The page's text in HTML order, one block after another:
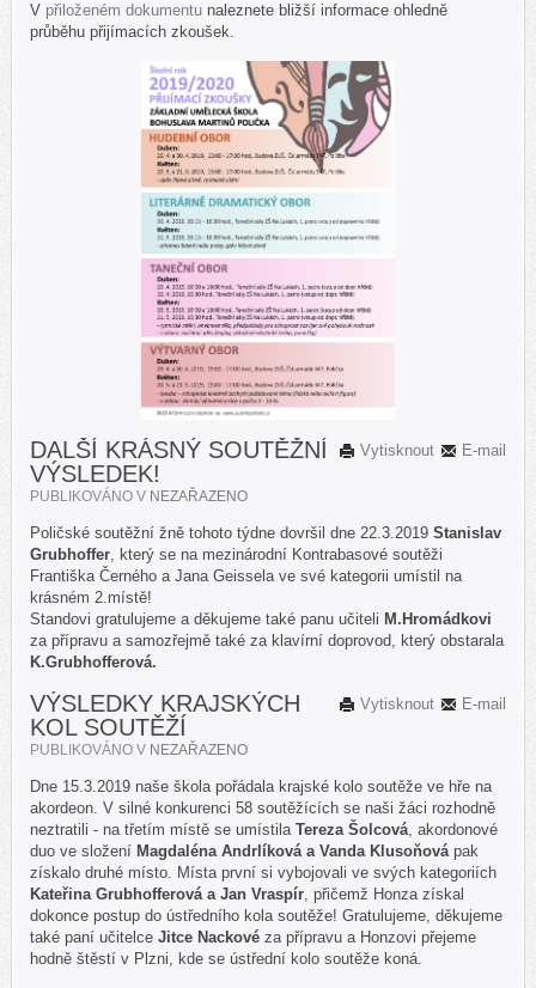
V přiloženém dokumentu naleznete bližší informace ohledně
průběhu přijímacích zkoušek.
E-mail
Vytisknout
DALŠÍ KRÁSNÝ SOUTĚŽNÍ
VÝSLEDEK!
PUBLIKOVÁNO V NEZAŘAZENO
Poličské soutěžní žně tohoto týdne dovršil dne 22.3.2019 Stanislav
Grubhoffer , který se na mezinárodní Kontrabasové soutěži
Františka Černého a Jana Geissela ve své kategorii umístil na
krásném 2.místě!
Standovi gratulujeme a děkujeme také panu učiteli M.Hromádkovi
za přípravu a samozřejmě také za klavírní doprovod, který obstarala
K.Grubhofferová.
E-mail
Vytisknout
VÝSLEDKY KRAJSKÝCH
KOL SOUTĚŽÍ
PUBLIKOVÁNO V NEZAŘAZENO
Dne 15.3.2019 naše škola pořádala krajské kolo soutěže ve hře na
akordeon. V silné konkurenci 58 soutěžících se naši žáci rozhodně
neztratili - na třetím místě se umístila Tereza Šolcová , akordonové
duo ve složení Magdaléna Andrlíková a Vanda Klusoňová pak
získalo druhé místo. Místa první si vybojovali ve svých kategoriích
Kateřina Grubhofferová a Jan Vraspír , přičemž Honza získal
dokonce postup do ústředního kola soutěže! Gratulujeme, děkujeme
také paní učitelce Jitce Nackové za přípravu a Honzovi přejeme
hodně štěstí v Plzni, kde se ústřední kolo soutěže koná.